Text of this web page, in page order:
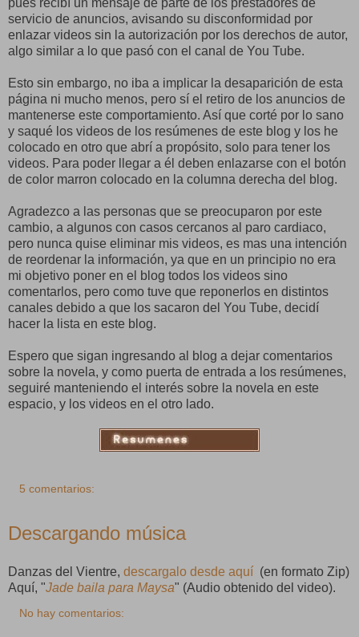
pues recibí un mensaje de parte de los prestadores de
servicio de anuncios, avisando su disconformidad por
enlazar videos sin la autorización por los derechos de autor,
algo similar a lo que pasó con el canal de You Tube.
Esto sin embargo, no iba a implicar la desaparición de esta
página ni mucho menos, pero sí el retiro de los anuncios de
mantenerse este comportamiento. Así que corté por lo sano
y saqué los videos de los resúmenes de este blog y los he
colocado en otro que abrí a propósito, solo para tener los
videos. Para poder llegar a él deben enlazarse con el botón
de color marron colocado en la columna derecha del blog.
Agradezco a las personas que se preocuparon por este
cambio, a algunos con casos cercanos al paro cardiaco,
pero nunca quise eliminar mis videos, es mas una intención
de reordenar la información, ya que en un principio no era
mi objetivo poner en el blog todos los videos sino
comentarlos, pero como tuve que reponerlos en distintos
canales debido a que los sacaron del You Tube, decidí
hacer la lista en este blog.
Espero que sigan ingresando al blog a dejar comentarios
sobre la novela, y como puerta de entrada a los resúmenes,
seguiré manteniendo el interés sobre la novela en este
espacio, y los videos en el otro lado.
5 comentarios:
Descargando música
Danzas del Vientre, descargalo desde aquí (en formato Zip)
Aquí, "Jade baila para Maysa" (Audio obtenido del video).
No hay comentarios: